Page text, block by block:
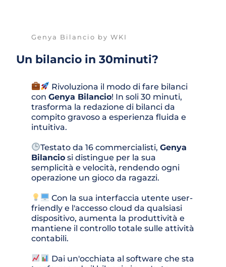
Genya Bilancio by WKI
Un bilancio in 30minuti?
Rivoluziona il modo di fare bilanci
con Genya Bilancio! In soli 30 minuti,
trasforma la redazione di bilanci da
compito gravoso a esperienza fluida e
intuitiva.
Testato da 16 commercialisti, Genya
Bilancio si distingue per la sua
semplicità e velocità, rendendo ogni
operazione un gioco da ragazzi.
Con la sua interfaccia utente user-
friendly e l'accesso cloud da qualsiasi
dispositivo, aumenta la produttività e
mantiene il controllo totale sulle attività
contabili.
Dai un'occhiata al software che sta